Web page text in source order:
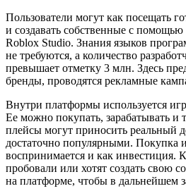
Пользователи могут как посещать
и создавать собственные с помощью
Roblox Studio. Знания языков
не требуются, а количество
превышает отметку 3 млн. Здесь
бренды, проводятся рекламные
Внутри платформы используется
Ее можно покупать, зарабатывать и
плейсы могут приносить реальный
достаточно популярными. Покупка
воспринимается и как инвестиция.
пробовали или хотят создать свою
на платформе, чтобы в дальнейшем